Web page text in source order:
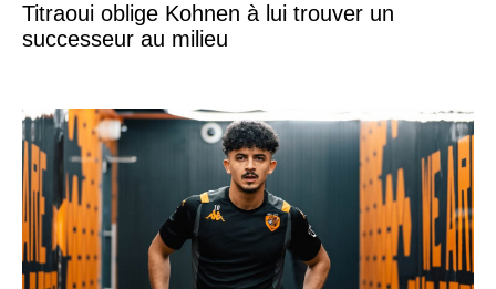
Titraoui oblige Kohnen à lui trouver un
successeur au milieu